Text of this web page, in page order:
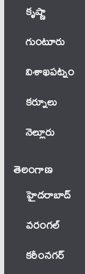
కృష్ణా
గుంటూరు
విశాఖపట్నం
కర్నూలు
నెల్లూరు
తెలంగాణ‌
హైదరాబాద్
వ‌రంగ‌ల్
కరీంనగర్